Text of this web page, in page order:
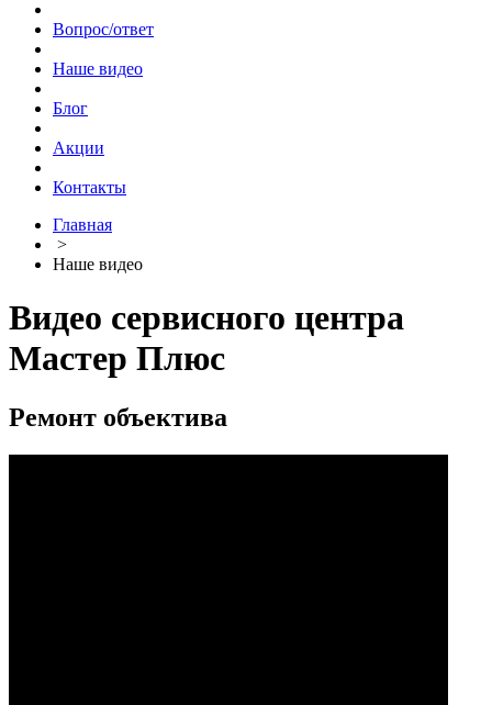
Вопрос/ответ
Наше видео
Блог
Акции
Контакты
Главная
>
Наше видео
Видео сервисного центра
Мастер Плюс
Ремонт объектива